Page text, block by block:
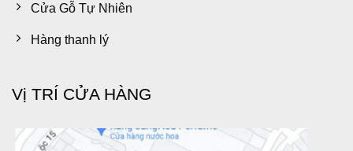
Cửa Gỗ Tự Nhiên
Hàng thanh lý
Vị TRÍ CỬA HÀNG